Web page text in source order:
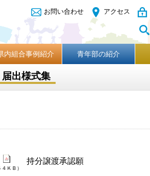
お問い合わせ アクセス
内組合事例紹介 青年部の紹介
届出様式集
４ＫＢ）
持分譲渡承認願